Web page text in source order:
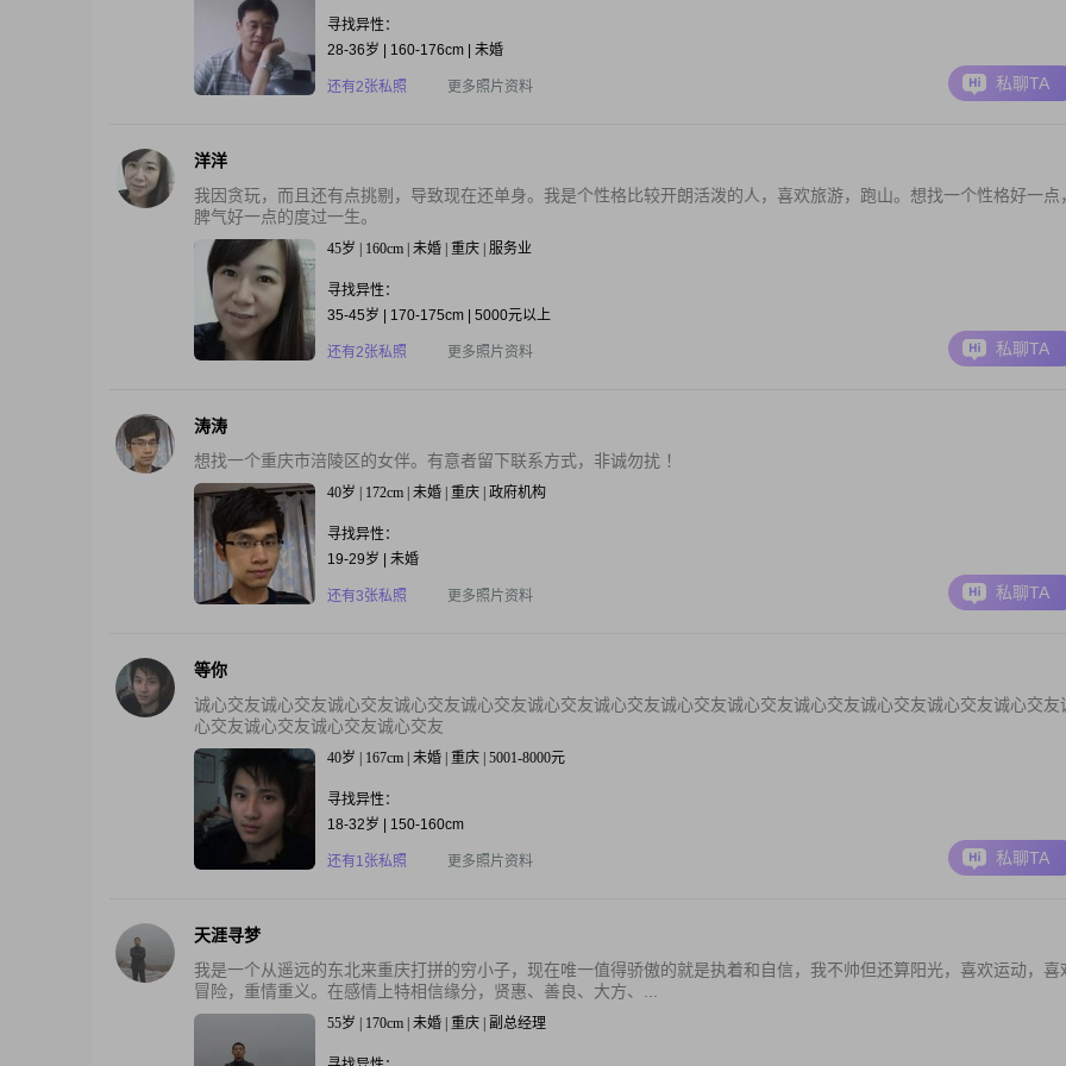
寻找异性：
28-36岁 | 160-176cm | 未婚
还有2张私照 更多照片资料 私聊TA
洋洋
我因贪玩，而且还有点挑剔，导致现在还单身。我是个性格比较开朗活泼的人，喜欢旅游，跑山。想找一个性格好一点
脾气好一点的度过一生。
45岁 | 160cm | 未婚 | 重庆 | 服务业
寻找异性：
35-45岁 | 170-175cm | 5000元以上
还有2张私照 更多照片资料 私聊TA
涛涛
想找一个重庆市涪陵区的女伴。有意者留下联系方式，非诚勿扰 ！
40岁 | 172cm | 未婚 | 重庆 | 政府机构
寻找异性：
19-29岁 | 未婚
还有3张私照 更多照片资料 私聊TA
等你
诚心交友诚心交友诚心交友诚心交友诚心交友诚心交友诚心交友诚心交友诚心交友诚心交友诚心交友诚心交友诚心交友
心交友诚心交友诚心交友诚心交友
40岁 | 167cm | 未婚 | 重庆 | 5001-8000元
寻找异性：
18-32岁 | 150-160cm
还有1张私照 更多照片资料 私聊TA
天涯寻梦
我是一个从遥远的东北来重庆打拼的穷小子，现在唯一值得骄傲的就是执着和自信，我不帅但还算阳光，喜欢运动，喜
冒险，重情重义。在感情上特相信缘分，贤惠、善良、大方、...
55岁 | 170cm | 未婚 | 重庆 | 副总经理